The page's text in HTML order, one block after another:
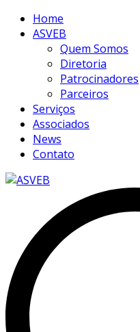
Home
ASVEB
Quem Somos
Diretoria
Patrocinadores
Parceiros
Serviços
Associados
News
Contato